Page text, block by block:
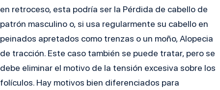
en retroceso, esta podría ser la Pérdida de cabello de
patrón masculino o, si usa regularmente su cabello en
peinados apretados como trenzas o un moño, Alopecia
de tracción. Este caso también se puede tratar, pero se
debe eliminar el motivo de la tensión excesiva sobre los
folículos. Hay motivos bien diferenciados para